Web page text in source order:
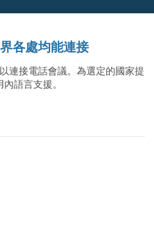
各處均能連接
連接電話會議。為選定的國家提
語言支援。